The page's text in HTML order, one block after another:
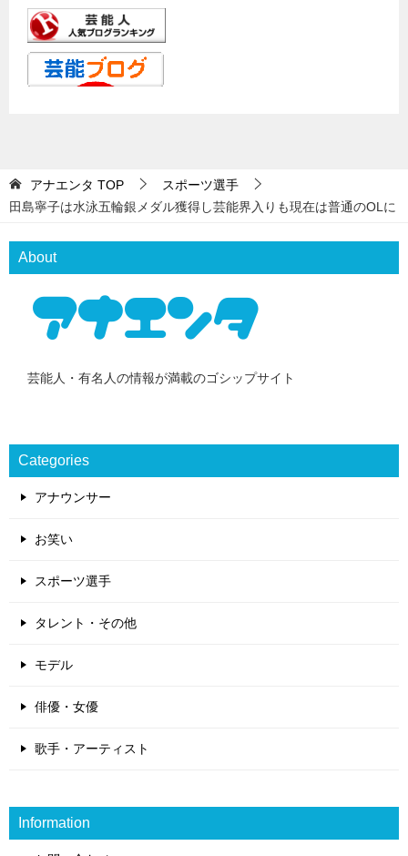
アナエンタ TOP
スポーツ選手
田島寧子は水泳五輪銀メダル獲得し芸能界入りも現在は普通のOLに
About
芸能人・有名人の情報が満載のゴシップサイト
Categories
アナウンサー
お笑い
スポーツ選手
タレント・その他
モデル
俳優・女優
歌手・アーティスト
Information